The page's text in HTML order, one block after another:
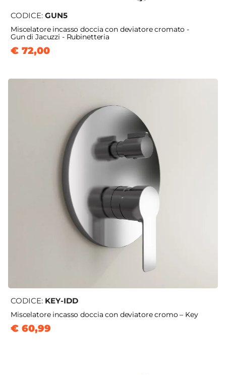
CODICE: GUN5
Miscelatore incasso doccia con deviatore cromato -
Gun di Jacuzzi - Rubinetteria
€ 72,00
CODICE: KEY-IDD
Miscelatore incasso doccia con deviatore cromo – Key
€ 60,99